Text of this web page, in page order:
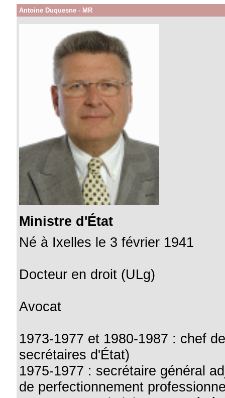
Antoine Duquesne - MR
Ministre d'État
Né à Ixelles le 3 février 1941
Docteur en droit (ULg)
Avocat
1973-1977 et 1980-1987 : chef
secrétaires d'État)
1975-1977 : secrétaire général
de perfectionnement